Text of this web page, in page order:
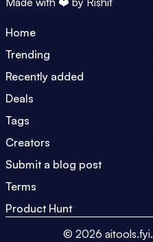
Home
Trending
Recently added
Deals
Tags
Creators
Submit a blog post
Terms
Product Hunt
© 2026 aitools.fyi.